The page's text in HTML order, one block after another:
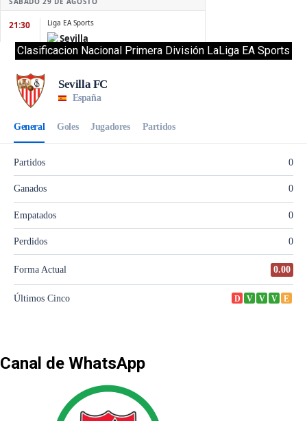
Clasificacion Nacional Primera División LaLiga EA Sports
Canal de WhatsApp